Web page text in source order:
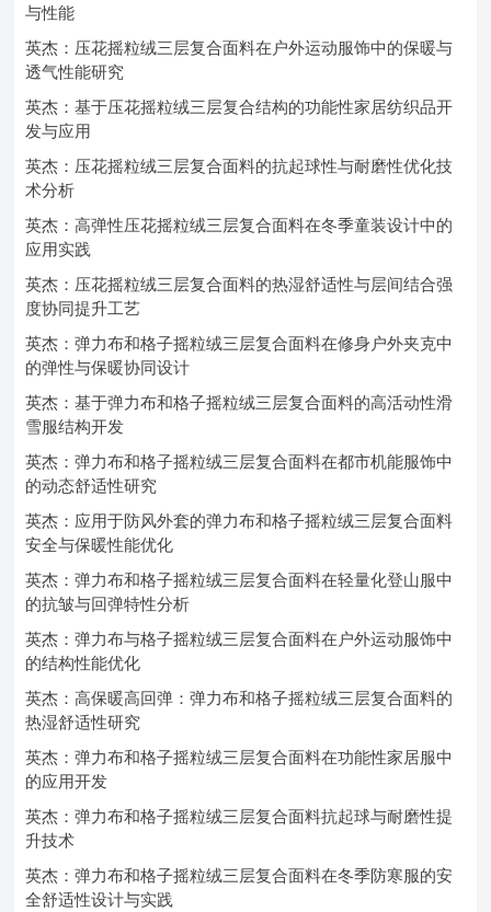
与性能
英杰：压花摇粒绒三层复合面料在户外运动服饰中的保暖与
透气性能研究
英杰：基于压花摇粒绒三层复合结构的功能性家居纺织品开
发与应用
英杰：压花摇粒绒三层复合面料的抗起球性与耐磨性优化技
术分析
英杰：高弹性压花摇粒绒三层复合面料在冬季童装设计中的
应用实践
英杰：压花摇粒绒三层复合面料的热湿舒适性与层间结合强
度协同提升工艺
英杰：弹力布和格子摇粒绒三层复合面料在修身户外夹克中
的弹性与保暖协同设计
英杰：基于弹力布和格子摇粒绒三层复合面料的高活动性滑
雪服结构开发
英杰：弹力布和格子摇粒绒三层复合面料在都市机能服饰中
的动态舒适性研究
英杰：应用于防风外套的弹力布和格子摇粒绒三层复合面料
安全与保暖性能优化
英杰：弹力布和格子摇粒绒三层复合面料在轻量化登山服中
的抗皱与回弹特性分析
英杰：弹力布与格子摇粒绒三层复合面料在户外运动服饰中
的结构性能优化
英杰：高保暖高回弹：弹力布和格子摇粒绒三层复合面料的
热湿舒适性研究
英杰：弹力布和格子摇粒绒三层复合面料在功能性家居服中
的应用开发
英杰：弹力布和格子摇粒绒三层复合面料抗起球与耐磨性提
升技术
英杰：弹力布和格子摇粒绒三层复合面料在冬季防寒服的安
全舒适性设计与实践